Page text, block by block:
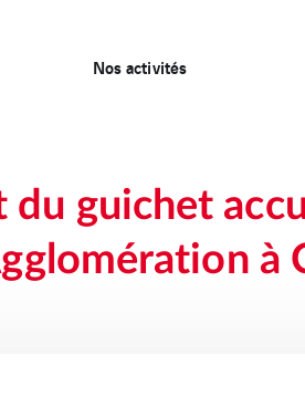
Nos activités
du guichet
à